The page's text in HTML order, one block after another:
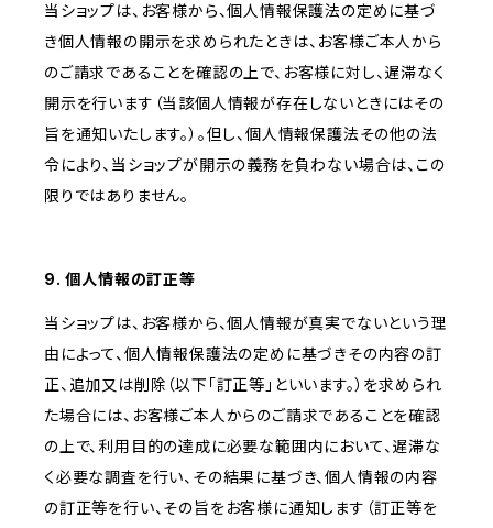
当ショップは、お客様から、個人情報保護法の定めに基づ
き個人情報の開示を求められたときは、お客様ご本人から
のご請求であることを確認の上で、お客様に対し、遅滞なく
開示を行います（当該個人情報が存在しないときにはその
旨を通知いたします。）。但し、個人情報保護法その他の法
令により、当ショップが開示の義務を負わない場合は、この
限りではありません。
9. 個人情報の訂正等
当ショップは、お客様から、個人情報が真実でないという理
由によって、個人情報保護法の定めに基づきその内容の訂
正、追加又は削除（以下「訂正等」といいます。）を求められ
た場合には、お客様ご本人からのご請求であることを確認
の上で、利用目的の達成に必要な範囲内において、遅滞な
く必要な調査を行い、その結果に基づき、個人情報の内容
の訂正等を行い、その旨をお客様に通知します（訂正等を